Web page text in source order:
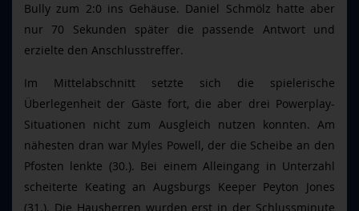
Bully zum 2:0 ins Gehäuse. Daniel Schmölz hatte aber
nur 70 Sekunden später die passende Antwort und
erzielte den Anschlusstreffer.
Im Mittelabschnitt setzte sich die spielerische
Überlegenheit der Gäste fort, die aber drei Powerplay-
Situationen nicht zum Ausgleich nutzen konnten. Am
nähesten dran war Myles Powell, der die Scheibe an den
Pfosten lenkte (30.). Bei einem Alleingang in Unterzahl
scheiterte Keating an Augsburgs Keeper Peyton Jones
(31.). Die Hausherren wurden erst in der Schlussminute